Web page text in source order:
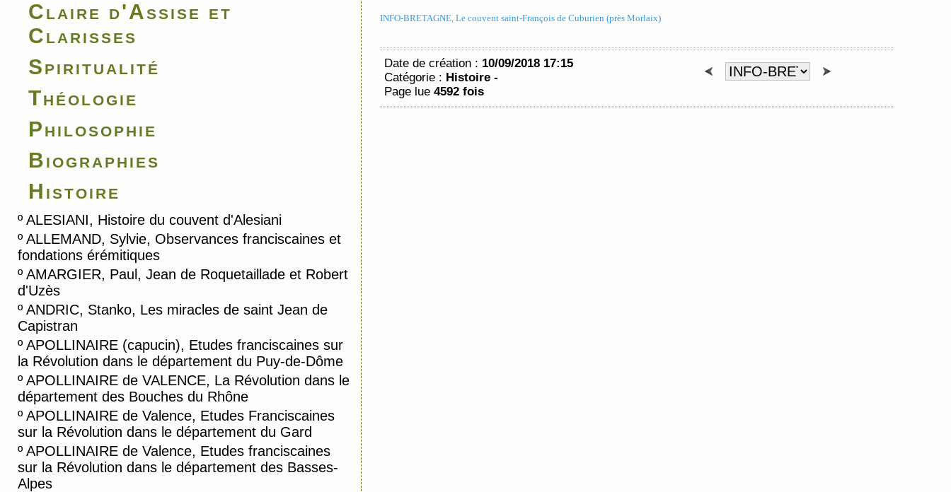
Claire d'Assise et
Clarisses
Spiritualité
Théologie
Philosophie
Biographies
Histoire
º ALESIANI, Histoire du couvent d'Alesiani
º ALLEMAND, Sylvie, Observances franciscaines et
fondations érémitiques
º AMARGIER, Paul, Jean de Roquetaillade et Robert
d'Uzès
º ANDRIC, Stanko, Les miracles de saint Jean de
Capistran
º APOLLINAIRE (capucin), Etudes franciscaines sur
la Révolution dans le département du Puy-de-Dôme
º APOLLINAIRE de VALENCE, La Révolution dans le
département des Bouches du Rhône
º APOLLINAIRE de Valence, Etudes Franciscaines
sur la Révolution dans le département du Gard
º APOLLINAIRE de Valence, Etudes franciscaines
sur la Révolution dans le département des Basses-
Alpes
INFO-BRETAGNE, Le couvent saint-François de Cuburien (près Morlaix)
Date de création : 10/09/2018 17:15
Catégorie : Histoire -
Page lue 4592 fois